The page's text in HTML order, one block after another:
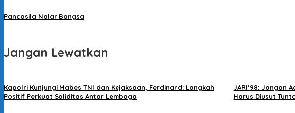
Pancasila Nalar Bangsa
Jangan Lewatkan
Kapolri Kunjungi Mabes TNI dan Kejaksaan, Ferdinand: Langkah
Positif Perkuat Soliditas Antar Lembaga
JARI’98: Jangan
Harus Diusut